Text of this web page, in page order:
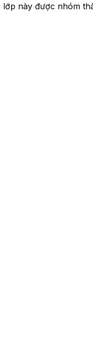
này được nhóm